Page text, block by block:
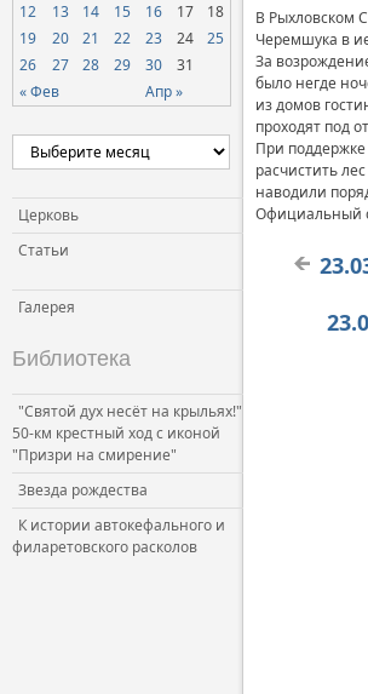
« Фев Апр »
12
13 14 15 16 17
18
19
20 21 22 23 24
25
26
27 28 29 30 31
Церковь
Статьи
Галерея
Библиотека
"Святой дух несёт на крыльях!"
50-км крестный ход с иконой
"Призри на смирение"
Звезда рождества
К истории автокефального и
филаретовского расколов
В Рыхловском
Черемшука в
За
было негде
из домов
проходят под
При
расчистить
наводили
Официальный